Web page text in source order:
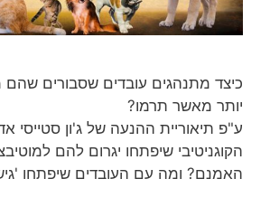
כיצד מתנהגים עובדים שסבורים שהם
יותר מאשר תרמו?
ע"פ תיאוריית ההנעה של ג'ון סטייסי
הקוגניטיבי שיפתחו יגרום להם
האמנם? ומה עם העובדים שיפתחו